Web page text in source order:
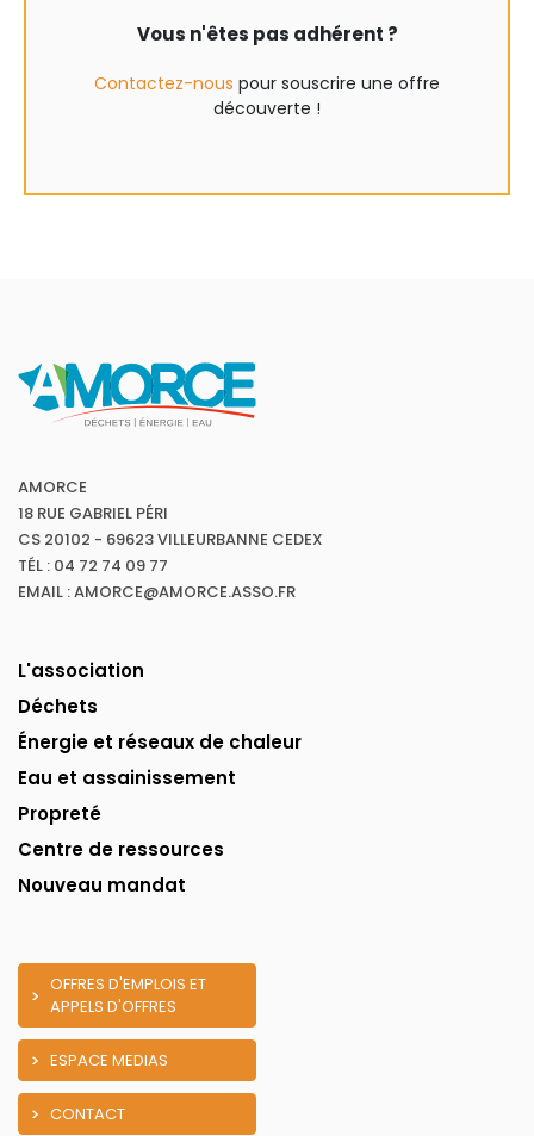
Vous n'êtes pas adhérent ?
Contactez-nous pour souscrire une offre
découverte !
AMORCE
18 RUE GABRIEL PÉRI
CS 20102 - 69623 VILLEURBANNE CEDEX
TÉL : 04 72 74 09 77
EMAIL : AMORCE@AMORCE.ASSO.FR
L'association
Déchets
Énergie et réseaux de chaleur
Eau et assainissement
Propreté
Centre de ressources
Nouveau mandat
OFFRES D'EMPLOIS ET
APPELS D'OFFRES
ESPACE MEDIAS
CONTACT